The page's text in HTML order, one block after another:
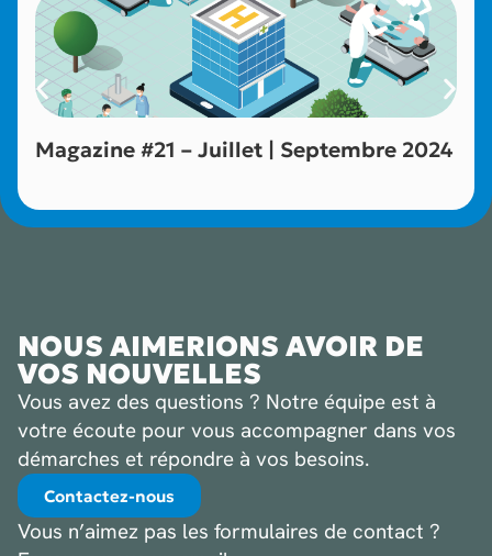
Magazine #21 – Juillet | Septembre 2024
NOUS AIMERIONS AVOIR DE
VOS NOUVELLES
Vous avez des questions ? Notre équipe est à
votre écoute pour vous accompagner dans vos
démarches et répondre à vos besoins.
Contactez-nous
Vous n’aimez pas les formulaires de contact ?